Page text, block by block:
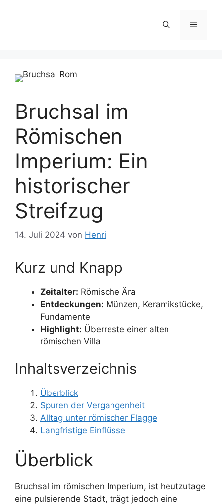
Menü
Bruchsal im
Römischen
Imperium: Ein
historischer
Streifzug
14. Juli 2024 von Henri
Kurz und Knapp
Zeitalter: Römische Ära
Entdeckungen: Münzen, Keramikstücke,
Fundamente
Highlight: Überreste einer alten
römischen Villa
Inhaltsverzeichnis
Überblick
Spuren der Vergangenheit
Alltag unter römischer Flagge
Langfristige Einflüsse
Überblick
Bruchsal im römischen Imperium, ist heutzutage
eine pulsierende Stadt, trägt jedoch eine